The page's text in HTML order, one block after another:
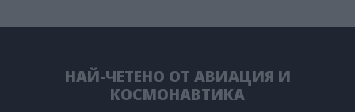
НАЙ-ЧЕТЕНО ОТ АВИАЦИЯ И
КОСМОНАВТИКА